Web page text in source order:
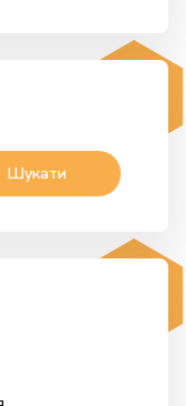
Шукати:
Шукати